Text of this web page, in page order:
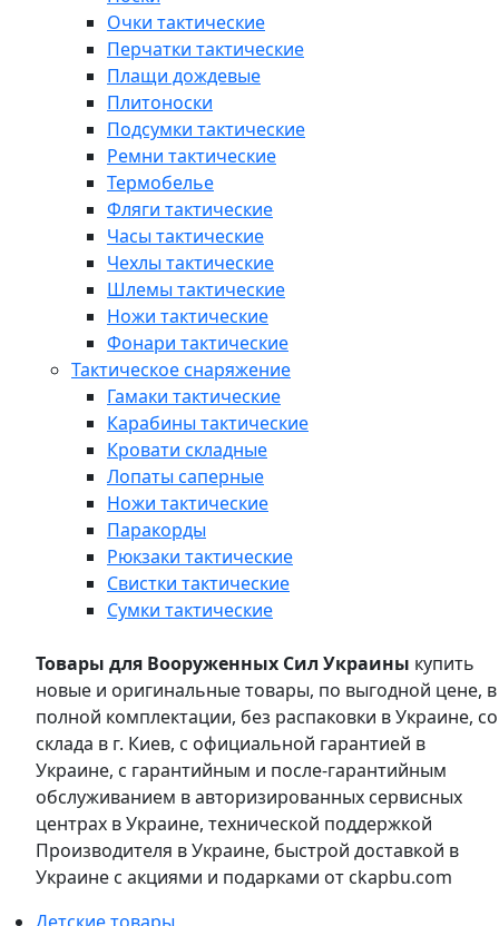
Очки тактические
Перчатки тактические
Плащи дождевые
Плитоноски
Подсумки тактические
Ремни тактические
Термобелье
Фляги тактические
Часы тактические
Чехлы тактические
Шлемы тактические
Ножи тактические
Фонари тактические
Тактическое снаряжение
Гамаки тактические
Карабины тактические
Кровати складные
Лопаты саперные
Ножи тактические
Паракорды
Рюкзаки тактические
Свистки тактические
Сумки тактические
Товары для Вооруженных Сил Украины купить
новые и оригинальные товары, по выгодной цене, в
полной комплектации, без распаковки в Украине, со
склада в г. Киев, с официальной гарантией в
Украине, с гарантийным и после-гарантийным
обслуживанием в авторизированных сервисных
центрах в Украине, технической поддержкой
Производителя в Украине, быстрой доставкой в
Украине с акциями и подарками от ckapbu.com